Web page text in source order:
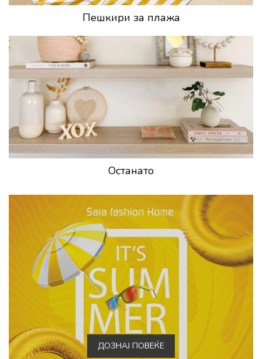
Пешкири за плажа
Останато
ДОЗНАЈ ПОВЕЌЕ